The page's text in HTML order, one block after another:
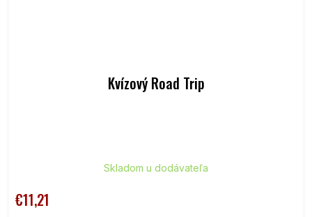
Kvízový Road Trip
Skladom u dodávateľa
€11,21